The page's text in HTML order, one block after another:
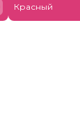
Красный